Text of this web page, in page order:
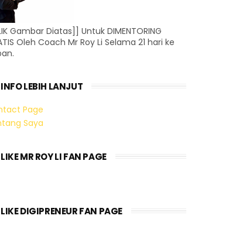
Gambar Diatas]] Untuk DIMENTORING
Oleh Coach Mr Roy Li Selama 21 hari ke
INFO LEBIH LANJUT
Page
Saya
LIKE MR ROY LI FAN PAGE
LIKE DIGIPRENEUR FAN PAGE